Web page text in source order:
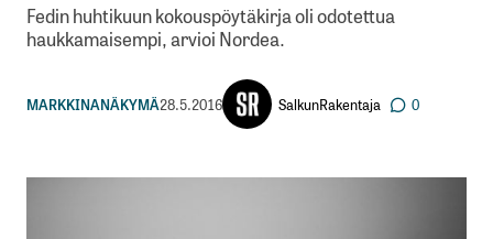
Fedin huhtikuun kokouspöytäkirja oli odotettua
haukkamaisempi, arvioi Nordea.
MARKKINANÄKYMÄ28.5.2016 SalkunRakentaja 0